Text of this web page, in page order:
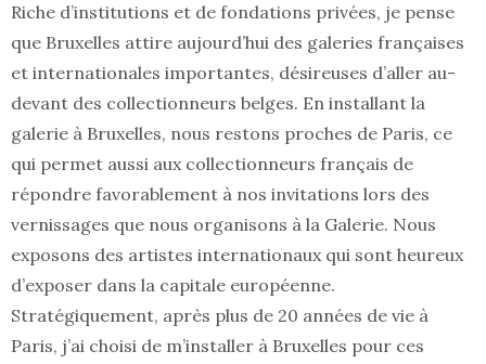
Riche d’institutions et de fondations privées, je pense
que Bruxelles attire aujourd’hui des galeries françaises
et internationales importantes, désireuses d’aller au-
devant des collectionneurs belges. En installant la
galerie à Bruxelles, nous restons proches de Paris, ce
qui permet aussi aux collectionneurs français de
répondre favorablement à nos invitations lors des
vernissages que nous organisons à la Galerie. Nous
exposons des artistes internationaux qui sont heureux
d’exposer dans la capitale européenne.
Stratégiquement, après plus de 20 années de vie à
Paris, j’ai choisi de m’installer à Bruxelles pour ces